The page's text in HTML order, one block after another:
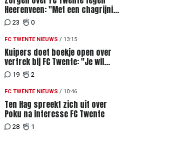
Heerenveen: "Met een chagrijnig
gevoel richting Slowakije"
23 0
FC TWENTE NIEUWS / 13:15
Kuipers doet boekje open over
vertrek bij FC Twente: "Je wil
ergens heen waar mensen je
waarderen"
19 2
FC TWENTE NIEUWS / 10:46
Ten Hag spreekt zich uit over
Poku na interesse FC Twente
28 1